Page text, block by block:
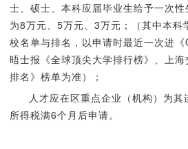
士、硕士、本科应届毕业生给予一次
为8万元、5万元、3万元；（其中本科
校名单与排名，以申请时最近一次进
晤士报《全球顶尖大学排行榜》、上
排名》榜单为准）；
人才应在区重点企业（机构）为
所得税满6个月后申请。